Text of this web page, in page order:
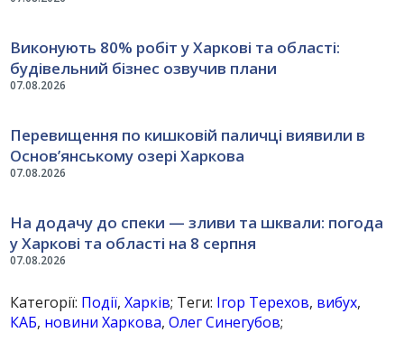
07.08.2026
Виконують 80% робіт у Харкові та області:
будівельний бізнес озвучив плани
07.08.2026
Перевищення по кишковій паличці виявили в
Основ’янському озері Харкова
07.08.2026
На додачу до спеки — зливи та шквали: погода
у Харкові та області на 8 серпня
Категорії: Події,Харків; Теги: Ігор Терехов, вибух,
КАБ, новини Харкова,Олег Синегубов;